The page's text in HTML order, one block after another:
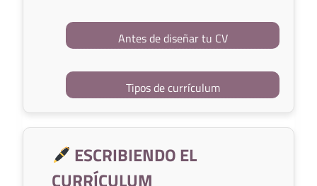
Antes de diseñar tu CV
Tipos de currículum
ESCRIBIENDO EL
CURRÍCULUM